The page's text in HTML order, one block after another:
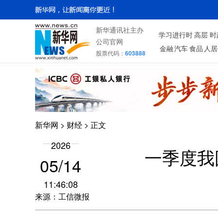
新华通讯社主办
公司官网
股票代码： 603888
学习进行时 高层
金融 汽车 食品 人
新华网 > 财经 > 正文
2026
05/14
11:46:08
来源：工信微报
一季度